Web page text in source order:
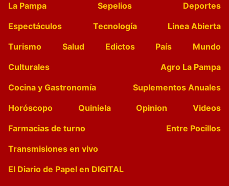
La Pampa Sepelios
Deportes
Espectáculos
Tecnología
Linea Abierta
Turismo
Salud Edictos País
Mundo
Culturales
Agro La Pampa
Cocina y Gastronomía
Suplementos Anuales
Horóscopo
Quiniela Opinion
Videos
Farmacias de turno
Entre Pocillos
Transmisiones en vivo
El Diario de Papel en DIGITAL